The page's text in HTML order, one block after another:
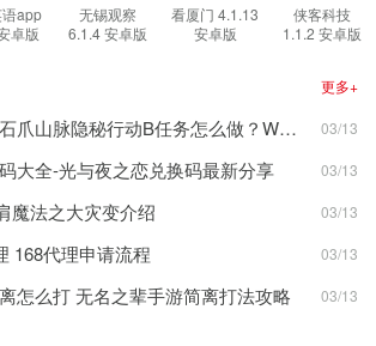
天一天的变好;
供，房地产信息、汽车行业信息、周边美食信
活缴费等等。
新闻App及时阅读最新的新闻资讯内容，实时知
轻松掌控本地资讯;
样的资讯内容，高清的实时新闻直播，随时随
，边看现场边发弹幕;
的，不容曲解;
能和大数据优势，为您提供更丰富、场景化和
app
卓版
无锡观察
6.1.4 安卓版
看厦门 4.1.13
安卓版
侠客科技
1.1.2 安卓版
更多+
魔兽世界怀旧服石爪山脉隐秘行动B任务怎么做？WOW怀旧服风险投资公司函件在哪儿？ 03/13
大全-光与夜之恋兑换码最新分享 03/13
魔法之大灾变介绍 03/13
168代理申请流程 03/13
怎么打 无名之辈手游简离打法攻略 03/13